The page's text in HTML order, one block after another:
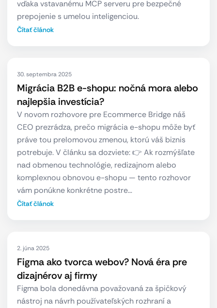
vďaka vstavanému MCP serveru pre bezpečné
prepojenie s umelou inteligenciou.
Čítať článok
30. septembra 2025
Migrácia B2B e-shopu: nočná mora alebo
najlepšia investícia?
V novom rozhovore pre Ecommerce Bridge náš
CEO prezrádza, prečo migrácia e-shopu môže byť
práve tou prelomovou zmenou, ktorú váš biznis
potrebuje. V článku sa dozviete: 👉 Ak rozmýšľate
nad obmenou technológie, redizajnom alebo
komplexnou obnovou e-shopu — tento rozhovor
vám ponúkne konkrétne postre…
Čítať článok
2. júna 2025
Figma ako tvorca webov? Nová éra pre
dizajnérov aj firmy
Figma bola donedávna považovaná za špičkový
nástroj na návrh používateľských rozhraní a